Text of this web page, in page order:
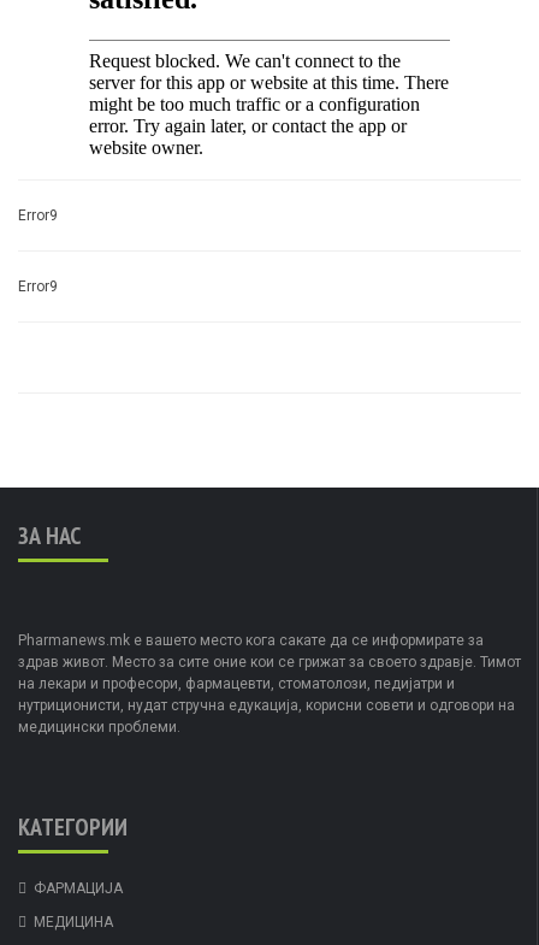
Error9
Error9
ЗА НАС
Pharmanews.mk е вашето место кога сакате да се информирате за
здрав живот. Место за сите оние кои се грижат за своето здравје. Тимот
на лекари и професори, фармацевти, стоматолози, педијатри и
нутриционисти, нудат стручна едукација, корисни совети и одговори на
медицински проблеми.
КАТЕГОРИИ
ФАРМАЦИЈА
МЕДИЦИНА